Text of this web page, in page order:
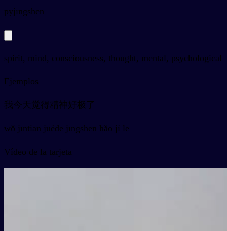
pyjīngshen
spirit, mind, consciousness, thought, mental, psychological
Ejemplos
我今天觉得精神好极了
wǒ jīntiān juéde jīngshen hǎo jí le
Vídeo de la tarjeta